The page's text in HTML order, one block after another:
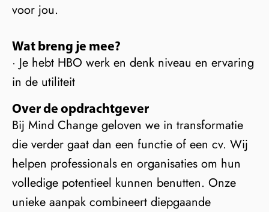
voor jou.
Wat breng je mee?
· Je hebt HBO werk en denk niveau en ervaring
in de utiliteit
Over de opdrachtgever
Bij Mind Change geloven we in transformatie
die verder gaat dan een functie of een cv. Wij
helpen professionals en organisaties om hun
volledige potentieel kunnen benutten. Onze
unieke aanpak combineert diepgaande